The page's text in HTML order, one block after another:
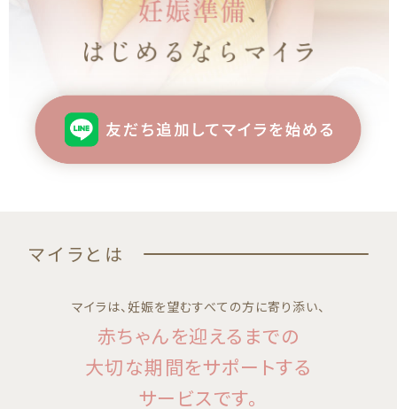
マイラとは
マイラは、妊娠を望むすべての方に寄り添い、
赤ちゃんを迎えるまでの
大切な期間をサポートする
サービスです。